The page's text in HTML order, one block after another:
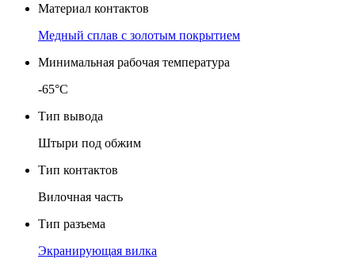
Материал контактов
Медный сплав с золотым покрытием
Минимальная рабочая температура
-65°C
Тип вывода
Штыри под обжим
Тип контактов
Вилочная часть
Тип разъема
Экранирующая вилка